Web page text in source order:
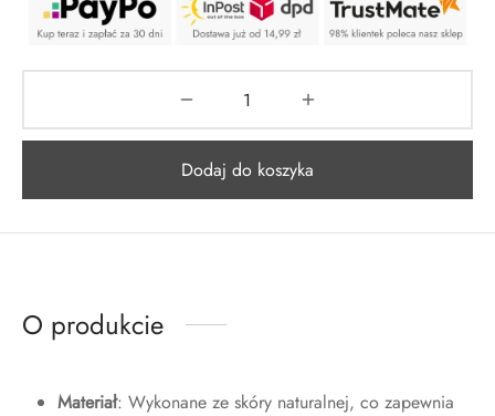
Dodaj do koszyka
O produkcie
Materiał: Wykonane ze skóry naturalnej, co zapewnia